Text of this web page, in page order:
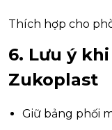
Thích hợp cho
6. Lưu ý
Zukoplast
Giữ bảng phối